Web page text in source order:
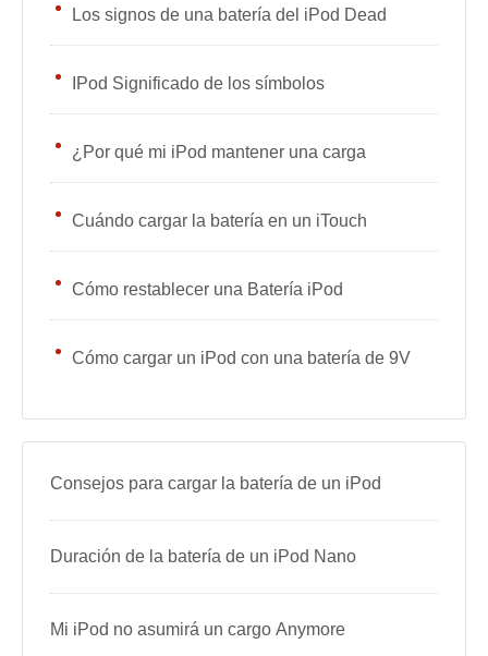
Los signos de una batería del iPod Dead
IPod Significado de los símbolos
¿Por qué mi iPod mantener una carga
Cuándo cargar la batería en un iTouch
Cómo restablecer una Batería iPod
Cómo cargar un iPod con una batería de 9V
Consejos para cargar la batería de un iPod
Duración de la batería de un iPod Nano
Mi iPod no asumirá un cargo Anymore